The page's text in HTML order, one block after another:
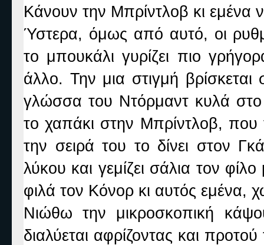
Κάνουν την Μπρίντλοβ κι εμένα
Ύστερα, όμως από αυτό, οι
το μπουκάλι γυρίζει πιο
άλλο. Την μια στιγμή
γλώσσα του Ντόρμαντ κυλά
το χαπάκι στην Μπρίντλοβ, που
την σειρά του το δίνει στον
λύκου και γεμίζει σάλια τον
φιλά τον Κόνορ κι αυτός
Νιώθω την μικροσκοπική
διαλύεται αφρίζοντας και